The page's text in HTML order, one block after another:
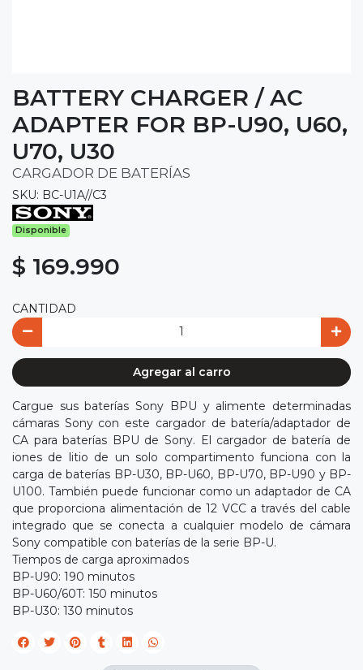
BATTERY CHARGER / AC
ADAPTER FOR BP-U90, U60,
U70, U30
CARGADOR DE BATERÍAS
SKU: BC-U1A//C3
Disponible
$ 169.990
CANTIDAD
Agregar al carro
Cargue sus baterías Sony BPU y alimente determinadas
cámaras Sony con este cargador de batería/adaptador de
CA para baterías BPU de Sony. El cargador de batería de
iones de litio de un solo compartimento funciona con la
carga de baterías BP-U30, BP-U60, BP-U70, BP-U90 y BP-
U100. También puede funcionar como un adaptador de CA
que proporciona alimentación de 12 VCC a través del cable
integrado que se conecta a cualquier modelo de cámara
Sony compatible con baterías de la serie BP-U.
Tiempos de carga aproximados
BP-U90: 190 minutos
BP-U60/60T: 150 minutos
BP-U30: 130 minutos